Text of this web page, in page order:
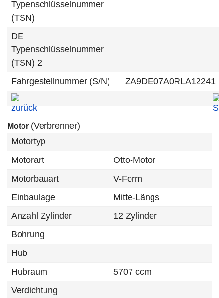
Typenschlüsselnummer
(TSN)
DE
Typenschlüsselnummer
(TSN) 2
Fahrgestellnummer (S/N)
ZA9DE07A0RLA12241
Motor (Verbrenner)
Motortyp
Motorart
Otto-Motor
Motorbauart
V-Form
Einbaulage
Mitte-Längs
Anzahl Zylinder
12 Zylinder
Bohrung
Hub
Hubraum
5707 ccm
Verdichtung